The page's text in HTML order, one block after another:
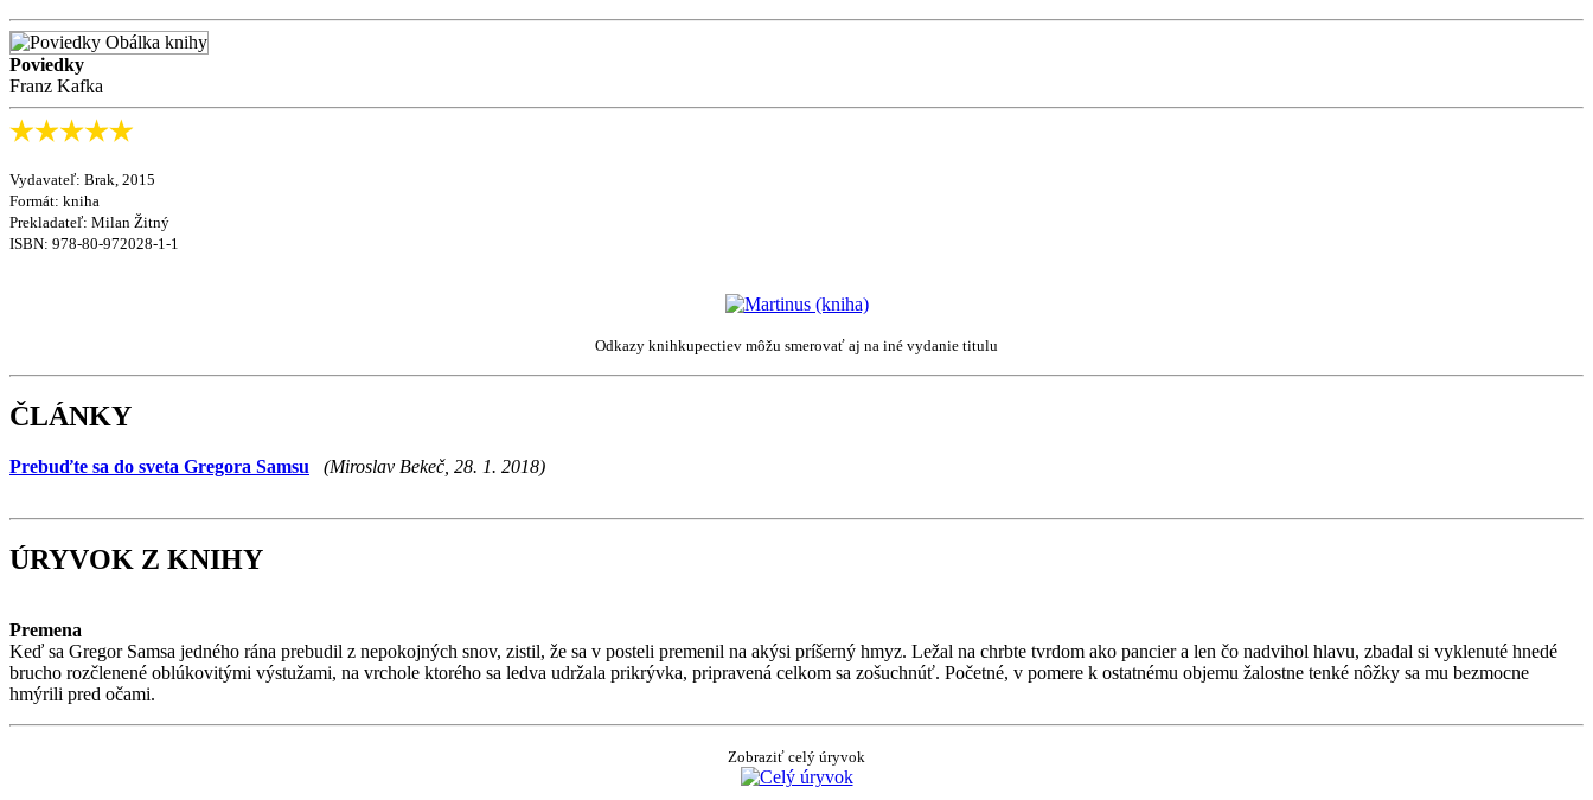
Poviedky
Franz Kafka
Vydavateľ: Brak, 2015
Formát: kniha
Prekladateľ: Milan Žitný
ISBN: 978-80-972028-1-1
Odkazy knihkupectiev môžu smerovať aj na iné vydanie titulu
ČLÁNKY
Prebuďte sa do sveta Gregora Samsu (Miroslav Bekeč, 28. 1. 2018)
ÚRYVOK Z KNIHY
Premena
Keď sa Gregor Samsa jedného rána prebudil z nepokojných snov, zistil, že sa v posteli premenil na akýsi príšerný hmyz. Ležal na chrbte tvrdom ako pancier a len čo nadvihol hlavu, zbadal si vyklenuté hnedé
brucho rozčlenené oblúkovitými výstužami, na vrchole ktorého sa ledva udržala prikrývka, pripravená celkom sa zošuchnúť. Početné, v pomere k ostatnému objemu žalostne tenké nôžky sa mu bezmocne
hmýrili pred očami.
Zobraziť celý úryvok